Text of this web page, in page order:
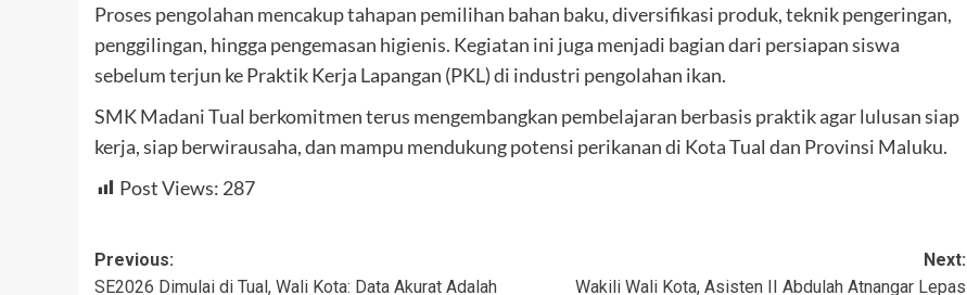
Proses pengolahan mencakup tahapan pemilihan bahan baku, diversifikasi produk, teknik pengeringan,
penggilingan, hingga pengemasan higienis. Kegiatan ini juga menjadi bagian dari persiapan siswa
sebelum terjun ke Praktik Kerja Lapangan (PKL) di industri pengolahan ikan.
SMK Madani Tual berkomitmen terus mengembangkan pembelajaran berbasis praktik agar lulusan siap
kerja, siap berwirausaha, dan mampu mendukung potensi perikanan di Kota Tual dan Provinsi Maluku.
Post Views: 287
Post
Previous:
SE2026 Dimulai di Tual, Wali Kota: Data Akurat Adalah
Next:
Wakili Wali Kota, Asisten II Abdulah Atnangar Lepas